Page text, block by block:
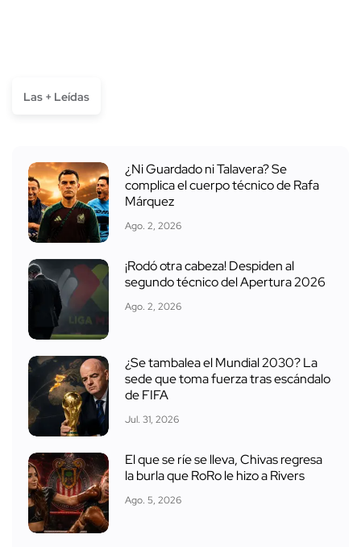
Las + Leídas
¿Ni Guardado ni Talavera? Se
complica el cuerpo técnico de Rafa
Márquez
Ago. 2, 2026
¡Rodó otra cabeza! Despiden al
segundo técnico del Apertura 2026
Ago. 2, 2026
¿Se tambalea el Mundial 2030? La
sede que toma fuerza tras escándalo
de FIFA
Jul. 31, 2026
El que se ríe se lleva, Chivas regresa
la burla que RoRo le hizo a Rivers
Ago. 5, 2026